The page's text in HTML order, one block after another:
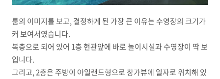
룸의 이미지를 보고, 결정하게 된 가장 큰 이유는 수영장의 크기가
커 보여서였습니다.
복층으로 되어 있어 1층 현관앞에 바로 놀이시설과 수영장이 딱 보
입니다.
그리고, 2층은 주방이 아일랜드형으로 창가뷰에 일자로 위치해 있